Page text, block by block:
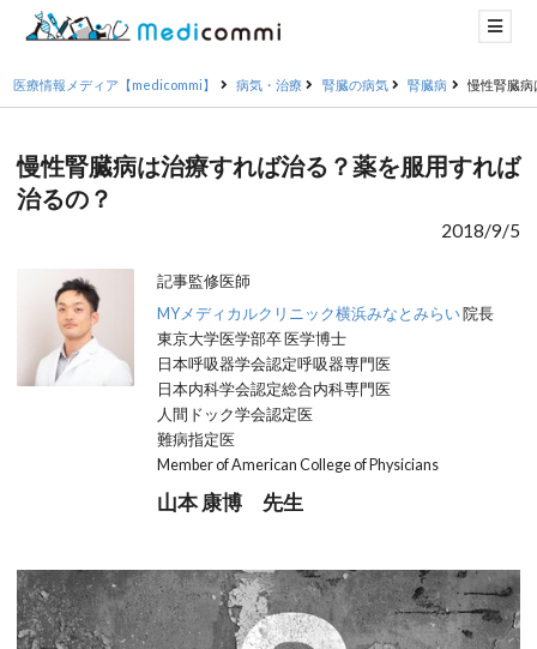
医療情報メディア【medicommi】 病気・治療 腎臓の病気 腎臓病 慢性腎臓病
慢性腎臓病は治療すれば治る？薬を服用すれば
治るの？
2018/9/5
記事監修医師
MYメディカルクリニック横浜みなとみらい院長
東京大学医学部卒 医学博士
日本呼吸器学会認定呼吸器専門医
日本内科学会認定総合内科専門医
人間ドック学会認定医
難病指定医
Member of American College of Physicians
山本 康博 先生